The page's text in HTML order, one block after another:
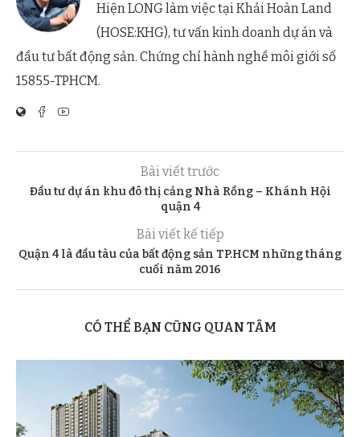
Hiện LONG làm việc tại Khải Hoàn Land
(HOSE:KHG), tư vấn kinh doanh dự án và
đầu tư bất động sản. Chứng chỉ hành nghề môi giới số
15855-TPHCM.
Bài viết trước
Đầu tư dự án khu đô thị cảng Nhà Rồng – Khánh Hội
quận 4
Bài viết kế tiếp
Quận 4 là đầu tàu của bất động sản TP.HCM những tháng
cuối năm 2016
CÓ THỂ BẠN CŨNG QUAN TÂM